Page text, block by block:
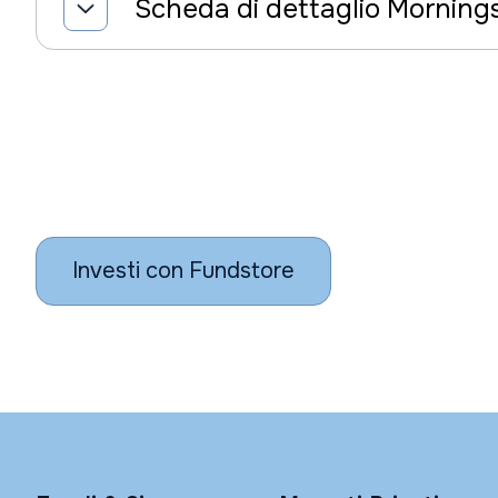
Scheda di dettaglio
Investi con Fundstore